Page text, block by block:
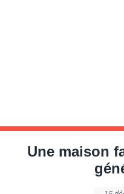
Une maison